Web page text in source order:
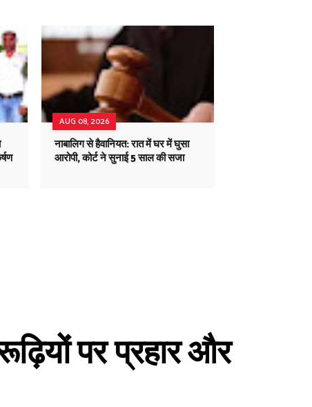
AUG 08, 2026
नाबालिग से हैवानियत: रात में घर में घुसा
आरोपी, कोर्ट ने सुनाई 5 साल की सजा
पर प्रहार और